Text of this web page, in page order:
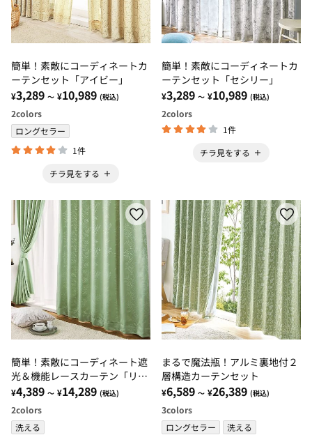
簡単！素敵にコーディネートカ
ーテンセット「アイビー」
¥3,289 ～ ¥10,989 (税込)
2colors
ロングセラー
1件
チラ見をする
簡単！素敵にコーディネートカ
ーテンセット「セシリー」
¥3,289 ～ ¥10,989 (税込)
2colors
1件
チラ見をする
簡単！素敵にコーディネート遮
光＆機能レースカーテン「リー
フ」
¥4,389 ～ ¥14,289 (税込)
2colors
洗える
まるで魔法瓶！アルミ裏地付２
層構造カーテンセット
¥6,589 ～ ¥26,389 (税込)
3colors
ロングセラー
洗える